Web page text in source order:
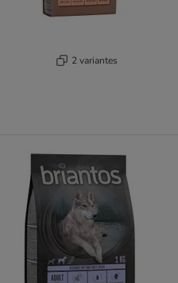
2 variantes